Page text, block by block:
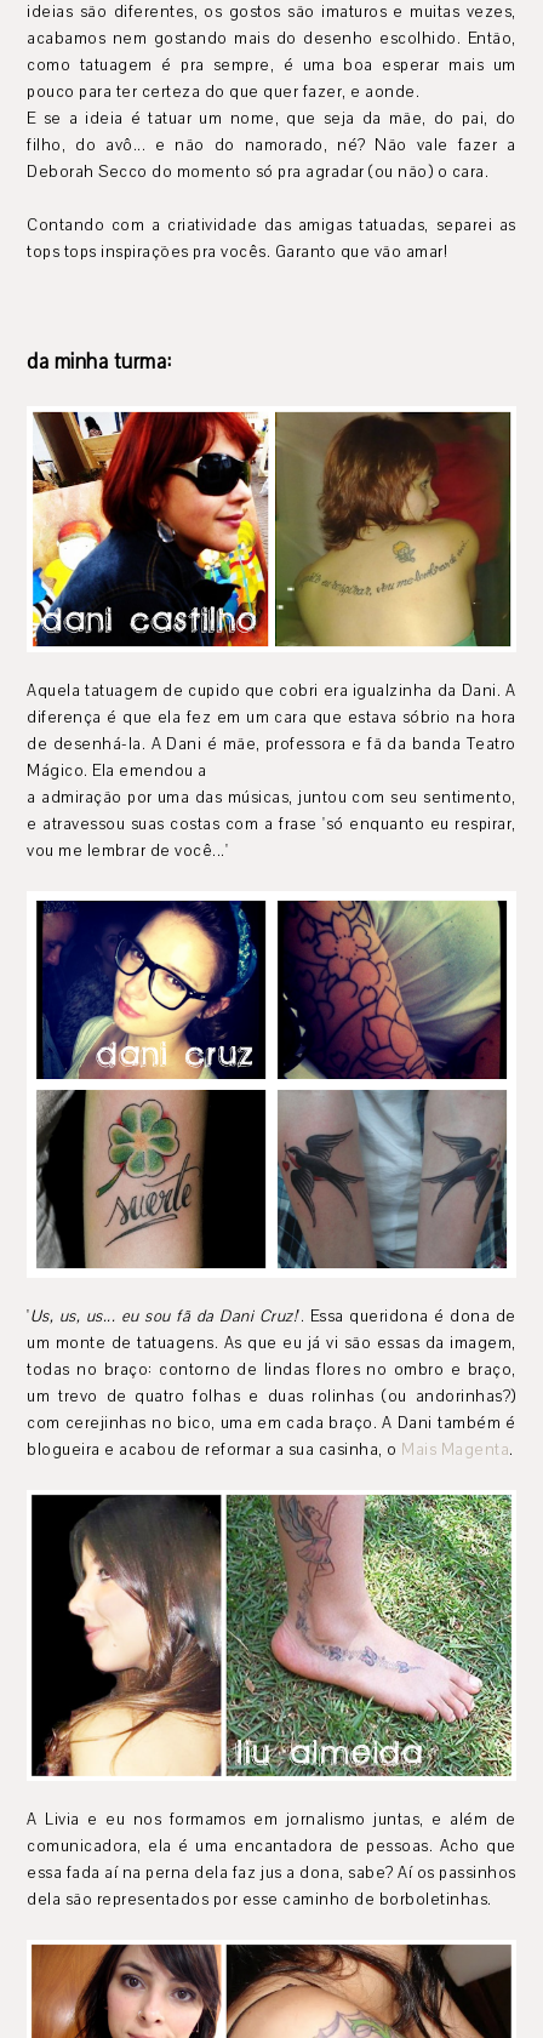
ideias são diferentes, os gostos são imaturos e muitas vezes,
acabamos nem gostando mais do desenho escolhido. Então,
como tatuagem é pra sempre, é uma boa esperar mais um
pouco para ter certeza do que quer fazer, e aonde.
E se a ideia é tatuar um nome, que seja da mãe, do pai, do
filho, do avô... e não do namorado, né? Não vale fazer a
Deborah Secco do momento só pra agradar (ou não) o cara.
Contando com a criatividade das amigas tatuadas, separei as
tops tops inspirações pra vocês. Garanto que vão amar!
da minha turma:
Aquela tatuagem de cupido que cobri era igualzinha da Dani. A
diferença é que ela fez em um cara que estava sóbrio na hora
de desenhá-la. A Dani é mãe, professora e fã da banda Teatro
Mágico. Ela emendou a
a admiração por uma das músicas, juntou com seu sentimento,
e atravessou suas costas com a frase 'só enquanto eu respirar,
vou me lembrar de você...'
'Us, us, us... eu sou fã da Dani Cruz!'. Essa queridona é dona de
um monte de tatuagens. As que eu já vi são essas da imagem,
todas no braço: contorno de lindas flores no ombro e braço,
um trevo de quatro folhas e duas rolinhas (ou andorinhas?)
com cerejinhas no bico, uma em cada braço. A Dani também é
blogueira e acabou de reformar a sua casinha, o Mais Magenta.
A Livia e eu nos formamos em jornalismo juntas, e além de
comunicadora, ela é uma encantadora de pessoas. Acho que
essa fada aí na perna dela faz jus a dona, sabe? Aí os passinhos
dela são representados por esse caminho de borboletinhas.